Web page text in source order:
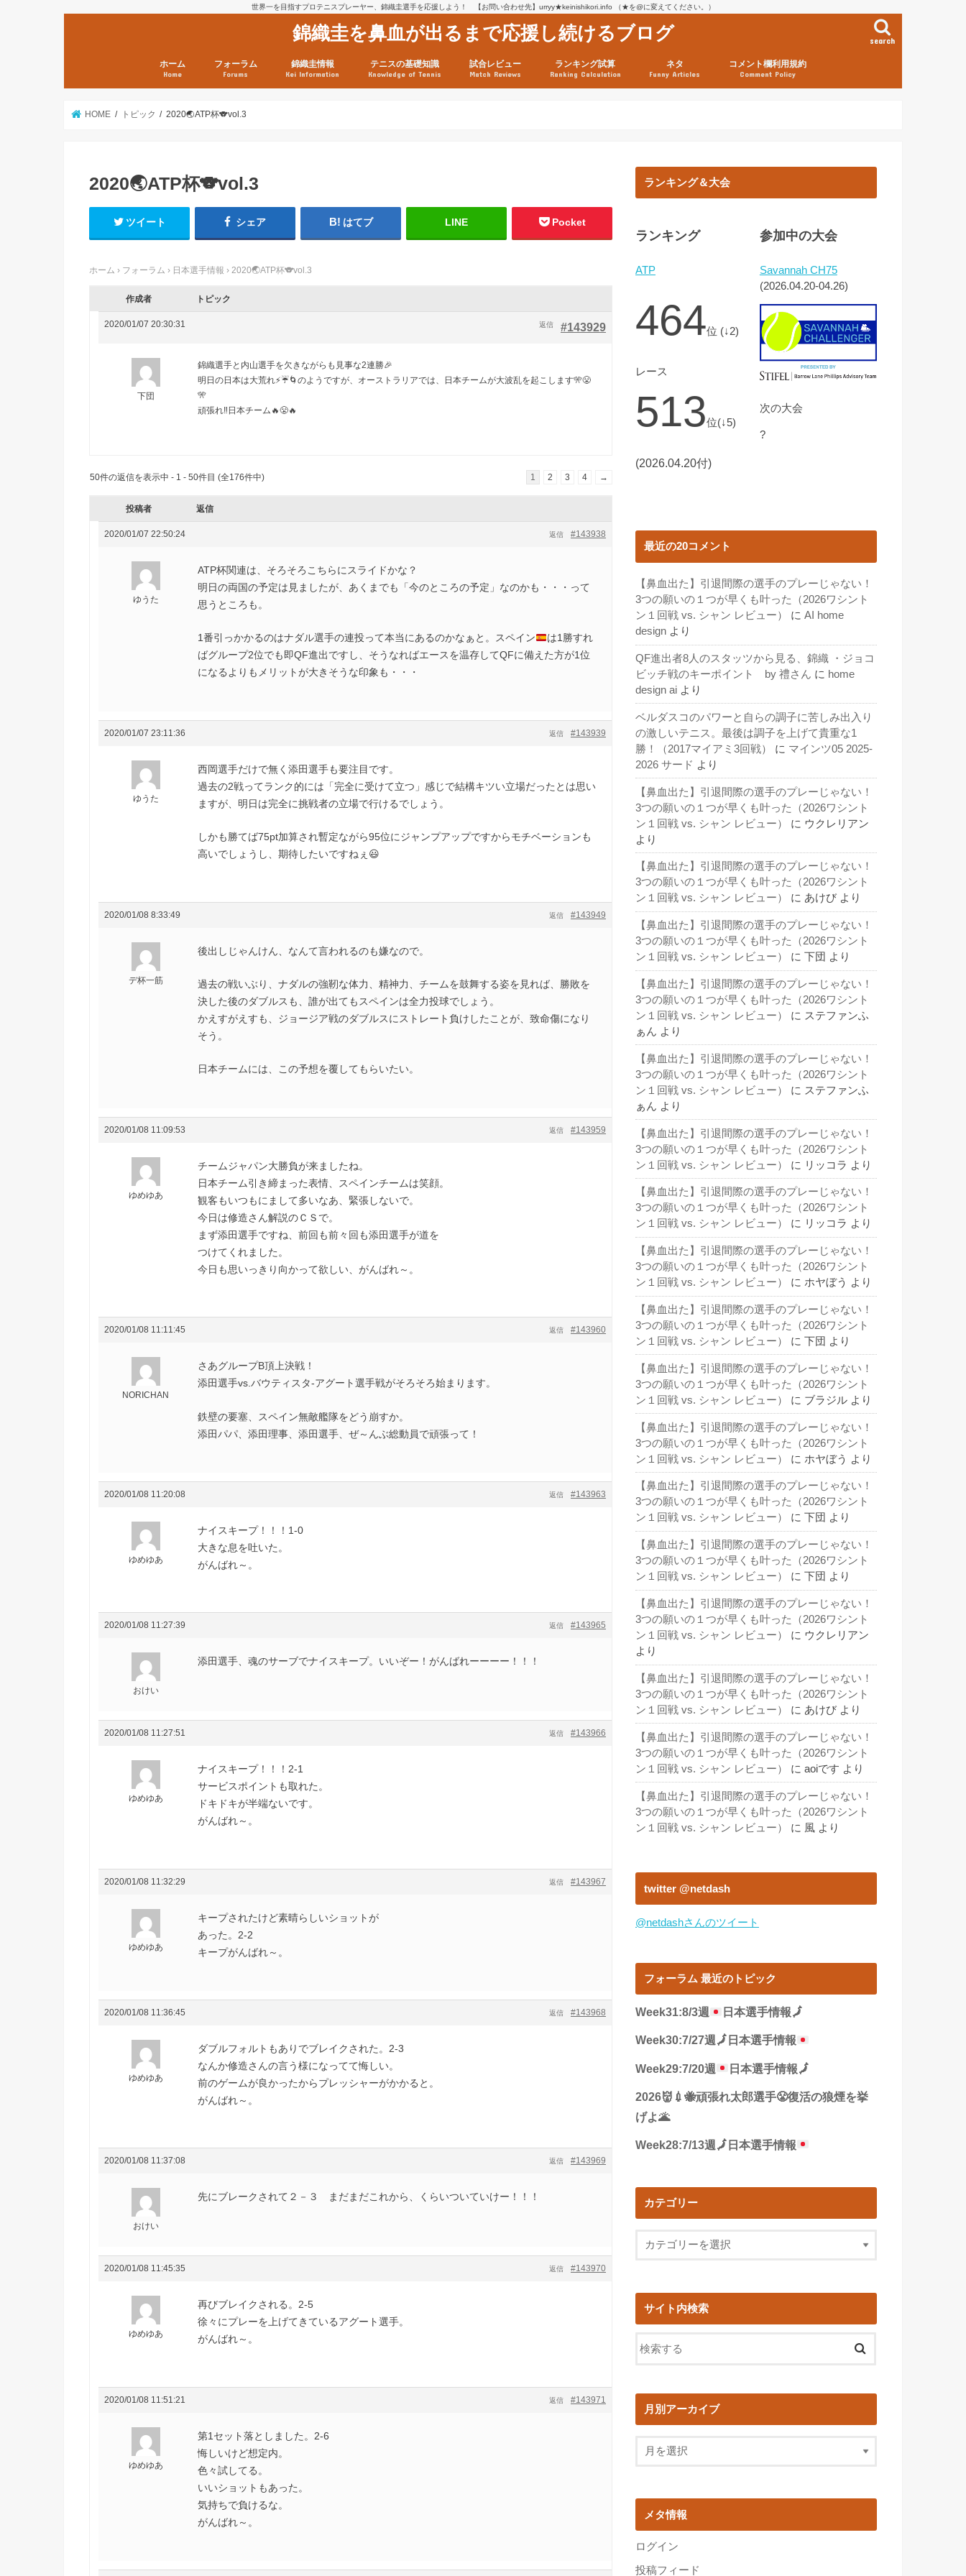
世界一を目指すプロテニスプレーヤー、錦織圭選手を応援しよう！ 【お問い合わせ先】urryy★keinishikori.info （★を@に変えてください。）
錦織圭を鼻血が出るまで応援し続けるブログ search
ホーム
Home
フォーラム
Forums
錦織圭情報
Kei Information
テニスの基礎知識
Knowledge of Tennis
試合レビュー
Match Reviews
ランキング試算
Ranking Calculation
ネタ
Funny Articles
コメント欄利用規約
Comment Policy
HOME トピック 2020🌏ATP杯🐨vol.3
2020🌏ATP杯🐨vol.3
ツイート シェア はてブ LINE Pocket
ホーム › フォーラム › 日本選手情報 › 2020🌏ATP杯🐨vol.3
作成者 トピック
2020/01/07 20:30:31 #143929
返信
下団
錦織選手と内山選手を欠きながらも見事な2連勝🎉
明日の日本は大荒れ⚡️☔️🌀のようですが、オーストラリアでは、日本チームが大波乱を起こします🎌😤
🎌
頑張れ‼️日本チーム🔥😤🔥
50件の返信を表示中 - 1 - 50件目 (全176件中) 1 2 3 4 →
投稿者 返信
2020/01/07 22:50:24 #143938
返信
ゆうた
ATP杯関連は、そろそろこちらにスライドかな？
明日の両国の予定は見ましたが、あくまでも「今のところの予定」なのかも・・・って
思うところも。
1番引っかかるのはナダル選手の連投って本当にあるのかなぁと。スペイン
は1勝すれ
ばグループ2位でも即QF進出ですし、そうなればエースを温存してQFに備えた方が1位
になるよりもメリットが大きそうな印象も・・・
2020/01/07 23:11:36 #143939
返信
ゆうた
西岡選手だけで無く添田選手も要注目です。
過去の2戦ってランク的には「完全に受けて立つ」感じで結構キツい立場だったとは思い
ますが、明日は完全に挑戦者の立場で行けるでしょう。
しかも勝てば75pt加算され暫定ながら95位にジャンプアップですからモチベーションも
高いでしょうし、期待したいですねぇ😃
2020/01/08 8:33:49 #143949
返信
デ杯一筋
後出しじゃんけん、なんて言われるのも嫌なので。
過去の戦いぶり、ナダルの強靭な体力、精神力、チームを鼓舞する姿を見れば、勝敗を
決した後のダブルスも、誰が出てもスペインは全力投球でしょう。
かえすがえすも、ジョージア戦のダブルスにストレート負けしたことが、致命傷になり
そう。
日本チームには、この予想を覆してもらいたい。
2020/01/08 11:09:53 #143959
返信
ゆめゆあ
チームジャパン大勝負が来ましたね。
日本チーム引き締まった表情、スペインチームは笑顔。
観客もいつもにまして多いなあ、緊張しないで。
今日は修造さん解説のＣＳで。
まず添田選手ですね、前回も前々回も添田選手が道を
つけてくれました。
今日も思いっきり向かって欲しい、がんばれ～。
2020/01/08 11:11:45 #143960
返信
NORICHAN
さあグループB頂上決戦！
添田選手vs.バウティスタ-アグート選手戦がそろそろ始まります。
鉄壁の要塞、スペイン無敵艦隊をどう崩すか。
添田パパ、添田理事、添田選手、ぜ～んぶ総動員で頑張って！
2020/01/08 11:20:08 #143963
返信
ゆめゆあ
ナイスキープ！！！1-0
大きな息を吐いた。
がんばれ～。
2020/01/08 11:27:39 #143965
返信
おけい
添田選手、魂のサーブでナイスキープ。いいぞー！がんばれーーーー！！！
2020/01/08 11:27:51 #143966
返信
ゆめゆあ
ナイスキープ！！！2-1
サービスポイントも取れた。
ドキドキが半端ないです。
がんばれ～。
2020/01/08 11:32:29 #143967
返信
ゆめゆあ
キープされたけど素晴らしいショットが
あった。2-2
キープがんばれ～。
2020/01/08 11:36:45 #143968
返信
ゆめゆあ
ダブルフォルトもありでブレイクされた。2-3
なんか修造さんの言う様になってて悔しい。
前のゲームが良かったからプレッシャーがかかると。
がんばれ～。
2020/01/08 11:37:08 #143969
返信
おけい
先にブレークされて２－３ まだまだこれから、くらいついていけー！！！
2020/01/08 11:45:35 #143970
返信
ゆめゆあ
再びブレイクされる。2-5
徐々にプレーを上げてきているアグート選手。
がんばれ～。
2020/01/08 11:51:21 #143971
返信
ゆめゆあ
第1セット落としました。2-6
悔しいけど想定内。
色々試してる。
いいショットもあった。
気持ちで負けるな。
がんばれ～。
ランキング＆大会
ランキング
ATP
464位 (↓2)
レース
513位(↓5)
(2026.04.20付)
参加中の大会
Savannah CH75
(2026.04.20-04.26)
次の大会
?
最近の20コメント
【鼻血出た】引退間際の選手のプレーじゃない！
3つの願いの１つが早くも叶った（2026ワシント
ン１回戦 vs. シャン レビュー）
に AI home
design より
QF進出者8人のスタッツから見る、錦織 ・ジョコ
ビッチ戦のキーポイント by 禮さん に home
design ai より
ベルダスコのパワーと自らの調子に苦しみ出入り
の激しいテニス。最後は調子を上げて貴重な1
勝！（2017マイアミ3回戦）
に マインツ05 2025-
2026 サード より
【鼻血出た】引退間際の選手のプレーじゃない！
3つの願いの１つが早くも叶った（2026ワシント
ン１回戦 vs. シャン レビュー）
に ウクレリアン
より
【鼻血出た】引退間際の選手のプレーじゃない！
3つの願いの１つが早くも叶った（2026ワシント
ン１回戦 vs. シャン レビュー）
に あけび より
【鼻血出た】引退間際の選手のプレーじゃない！
3つの願いの１つが早くも叶った（2026ワシント
ン１回戦 vs. シャン レビュー）
に 下団 より
【鼻血出た】引退間際の選手のプレーじゃない！
3つの願いの１つが早くも叶った（2026ワシント
ン１回戦 vs. シャン レビュー）
に ステファンふ
ぁん より
【鼻血出た】引退間際の選手のプレーじゃない！
3つの願いの１つが早くも叶った（2026ワシント
ン１回戦 vs. シャン レビュー）
に ステファンふ
ぁん より
【鼻血出た】引退間際の選手のプレーじゃない！
3つの願いの１つが早くも叶った（2026ワシント
ン１回戦 vs. シャン レビュー）
に リッコラ より
【鼻血出た】引退間際の選手のプレーじゃない！
3つの願いの１つが早くも叶った（2026ワシント
ン１回戦 vs. シャン レビュー）
に リッコラ より
【鼻血出た】引退間際の選手のプレーじゃない！
3つの願いの１つが早くも叶った（2026ワシント
ン１回戦 vs. シャン レビュー）
に ホヤぼう より
【鼻血出た】引退間際の選手のプレーじゃない！
3つの願いの１つが早くも叶った（2026ワシント
ン１回戦 vs. シャン レビュー）
に 下団 より
【鼻血出た】引退間際の選手のプレーじゃない！
3つの願いの１つが早くも叶った（2026ワシント
ン１回戦 vs. シャン レビュー）
に ブラジル より
【鼻血出た】引退間際の選手のプレーじゃない！
3つの願いの１つが早くも叶った（2026ワシント
ン１回戦 vs. シャン レビュー）
に ホヤぼう より
【鼻血出た】引退間際の選手のプレーじゃない！
3つの願いの１つが早くも叶った（2026ワシント
ン１回戦 vs. シャン レビュー）
に 下団 より
【鼻血出た】引退間際の選手のプレーじゃない！
3つの願いの１つが早くも叶った（2026ワシント
ン１回戦 vs. シャン レビュー）
に 下団 より
【鼻血出た】引退間際の選手のプレーじゃない！
3つの願いの１つが早くも叶った（2026ワシント
ン１回戦 vs. シャン レビュー）
に ウクレリアン
より
【鼻血出た】引退間際の選手のプレーじゃない！
3つの願いの１つが早くも叶った（2026ワシント
ン１回戦 vs. シャン レビュー）
に あけび より
【鼻血出た】引退間際の選手のプレーじゃない！
3つの願いの１つが早くも叶った（2026ワシント
ン１回戦 vs. シャン レビュー）
に aoiです より
【鼻血出た】引退間際の選手のプレーじゃない！
3つの願いの１つが早くも叶った（2026ワシント
ン１回戦 vs. シャン レビュー）
に 風 より
twitter @netdash
@netdashさんのツイート
フォーラム 最近のトピック
Week31:8/3週 日本選手情報🗾
Week30:7/27週🗾 日本選手情報
Week29:7/20週 日本選手情報🗾
2026👹💉🐝頑張れ太郎選手😤復活の狼煙を挙
げよ🌋
Week28:7/13週 🗾 日本選手情報
カテゴリー
サイト内検索
月別アーカイブ
メタ情報
ログイン
投稿フィード